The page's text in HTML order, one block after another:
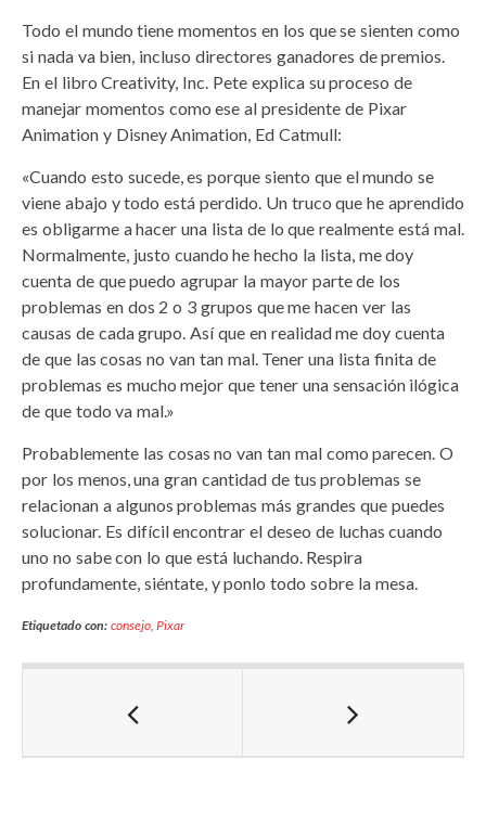
Todo el mundo tiene momentos en los que se sienten como
si nada va bien, incluso directores ganadores de premios.
En el libro Creativity, Inc. Pete explica su proceso de
manejar momentos como ese al presidente de Pixar
Animation y Disney Animation, Ed Catmull:
«Cuando esto sucede, es porque siento que el mundo se
viene abajo y todo está perdido. Un truco que he aprendido
es obligarme a hacer una lista de lo que realmente está mal.
Normalmente, justo cuando he hecho la lista, me doy
cuenta de que puedo agrupar la mayor parte de los
problemas en dos 2 o 3 grupos que me hacen ver las
causas de cada grupo. Así que en realidad me doy cuenta
de que las cosas no van tan mal. Tener una lista finita de
problemas es mucho mejor que tener una sensación ilógica
de que todo va mal.»
Probablemente las cosas no van tan mal como parecen. O
por los menos, una gran cantidad de tus problemas se
relacionan a algunos problemas más grandes que puedes
solucionar. Es difícil encontrar el deseo de luchas cuando
uno no sabe con lo que está luchando. Respira
profundamente, siéntate, y ponlo todo sobre la mesa.
Etiquetado con: consejo,Pixar